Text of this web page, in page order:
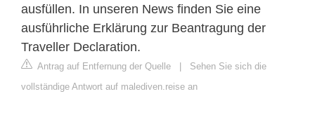
ausfüllen. In unseren News finden Sie eine
ausführliche Erklärung zur Beantragung der
Traveller Declaration.
Antrag auf Entfernung der Quelle
Sehen Sie sich die
vollständige Antwort auf malediven.reise an